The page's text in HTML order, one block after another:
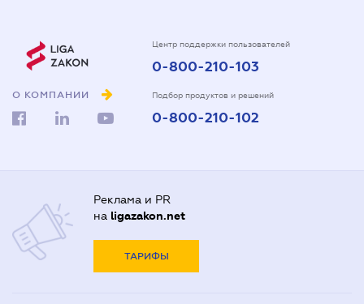
О КОМПАНИИ
Центр поддержки пользователей
0-800-210-103
Подбор продуктов и решений
0-800-210-102
Реклама и PR
на ligazakon.net
ТАРИФЫ